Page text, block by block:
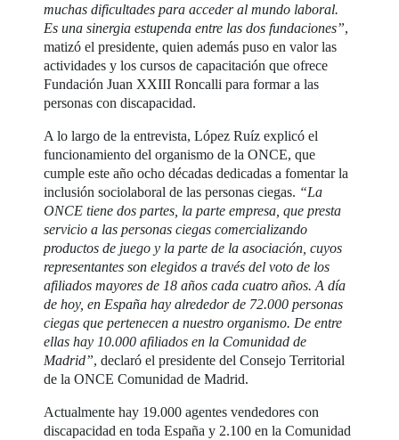
muchas dificultades para acceder al mundo laboral.
Es una sinergia estupenda entre las dos fundaciones”,
matizó el presidente, quien además puso en valor las
actividades y los cursos de capacitación que ofrece
Fundación Juan XXIII Roncalli para formar a las
personas con discapacidad.
A lo largo de la entrevista, López Ruíz explicó el
funcionamiento del organismo de la ONCE, que
cumple este año ocho décadas dedicadas a fomentar la
inclusión sociolaboral de las personas ciegas. “La
ONCE tiene dos partes, la parte empresa, que presta
servicio a las personas ciegas comercializando
productos de juego y la parte de la asociación, cuyos
representantes son elegidos a través del voto de los
afiliados mayores de 18 años cada cuatro años. A día
de hoy, en España hay alrededor de 72.000 personas
ciegas que pertenecen a nuestro organismo. De entre
ellas hay 10.000 afiliados en la Comunidad de
Madrid”, declaró el presidente del Consejo Territorial
de la ONCE Comunidad de Madrid.
Actualmente hay 19.000 agentes vendedores con
discapacidad en toda España y 2.100 en la Comunidad